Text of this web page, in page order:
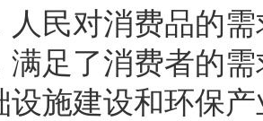
人民对消费品的
满足了消费者的
设施建设和环保